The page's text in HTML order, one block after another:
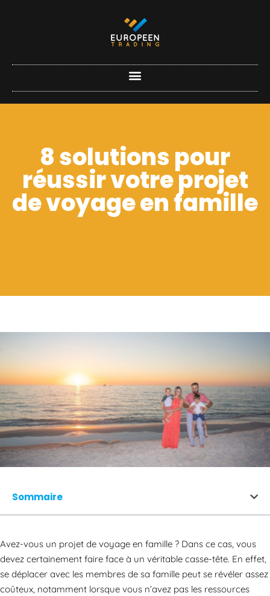
8 solutions pour
réussir votre projet
de voyage en famille
Sommaire
Avez-vous un projet de voyage en famille ? Dans ce cas, vous
devez certainement faire face à un véritable casse-tête. En effet,
se déplacer avec les membres de sa famille peut se révéler assez
coûteux, notamment lorsque vous n’avez pas les ressources